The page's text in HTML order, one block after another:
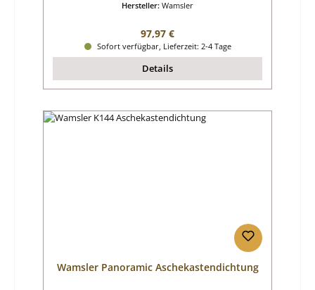
Hersteller: Wamsler
Regulärer Preis:
97,97 €
Sofort verfügbar, Lieferzeit: 2-4 Tage
Details
Wamsler Panoramic Aschekastendichtung